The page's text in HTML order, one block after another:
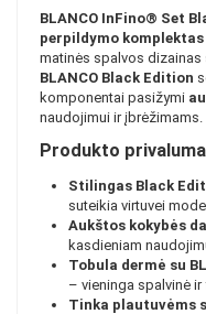
BLANCO InFino® Set
perpildymo komplektas
matinės spalvos
BLANCO Black Edition
komponentai pasižymi
naudojimui ir įbrėžimams.
Produkto
Stilingas Black
suteikia virtuvei
Aukštos kokybės
kasdieniam
Tobula dermė su
– vieninga spalvinė ir
Tinka plautuvėms